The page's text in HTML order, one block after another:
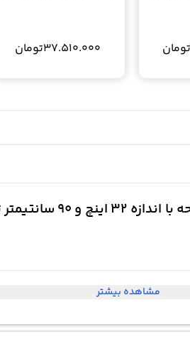
تومان 37.510.000تومان
مشاهده بیشتر